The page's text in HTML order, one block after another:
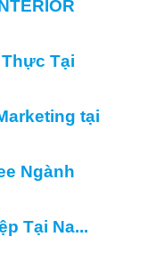
Tại
tại
Ngành
Tại Na...